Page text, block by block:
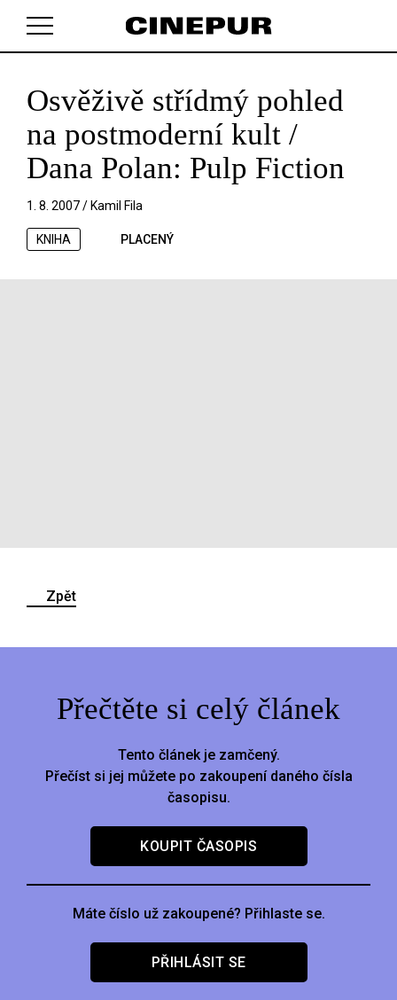
V košíku zatím nemáte žádné položky.
Osvěživě střídmý pohled
na postmoderní kult /
Dana Polan: Pulp Fiction
1. 8. 2007 / Kamil Fila
KNIHA PLACENÝ
Zpět
Přečtěte si celý článek
Tento článek je zamčený.
Přečíst si jej můžete po zakoupení daného čísla
časopisu.
KOUPIT ČASOPIS
Máte číslo už zakoupené? Přihlaste se.
PŘIHLÁSIT SE